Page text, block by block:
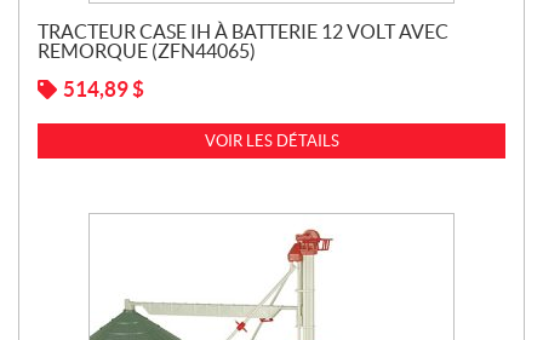
TRACTEUR CASE IH À BATTERIE 12 VOLT AVEC
REMORQUE (ZFN44065)
514,89$
VOIR LES DÉTAILS